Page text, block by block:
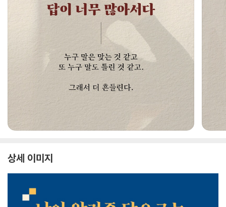
상세 이미지